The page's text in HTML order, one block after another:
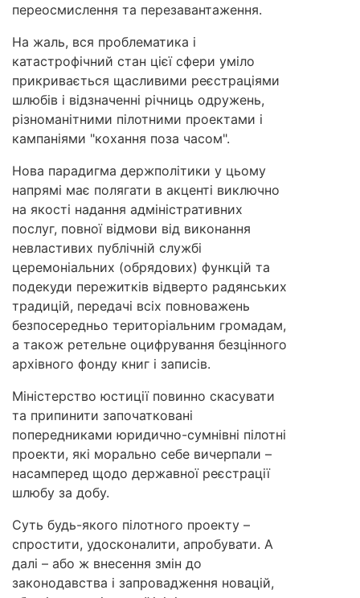
переосмислення та перезавантаження.
На жаль, вся проблематика і
катастрофічний стан цієї сфери уміло
прикривається щасливими реєстраціями
шлюбів і відзначенні річниць одружень,
різноманітними пілотними проектами і
кампаніями "кохання поза часом".
Нова парадигма держполітики у цьому
напрямі має полягати в акценті виключно
на якості надання адміністративних
послуг, повної відмови від виконання
невластивих публічній службі
церемоніальних (обрядових) функцій та
подекуди пережитків відверто радянських
традицій, передачі всіх повноважень
безпосередньо територіальним громадам,
а також ретельне оцифрування безцінного
архівного фонду книг і записів.
Міністерство юстиції повинно скасувати
та припинити започатковані
попередниками юридично-сумнівні пілотні
проекти, які морально себе вичерпали –
насамперед щодо державної реєстрації
шлюбу за добу.
Суть будь-якого пілотного проекту –
спростити, удосконалити, апробувати. А
далі – або ж внесення змін до
законодавства і запровадження новацій,